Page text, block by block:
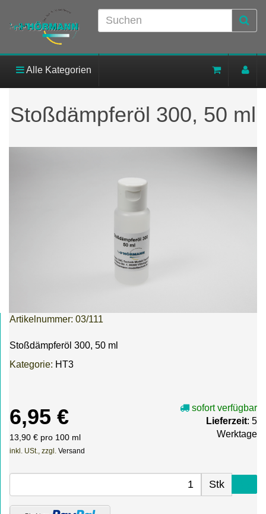
Alle Kategorien
Stoßdämpferöl 300, 50 ml
Artikelnummer: 03/111
Stoßdämpferöl 300, 50 ml
Kategorie: HT3
6,95 €
13,90 € pro 100 ml
inkl. USt., zzgl. Versand
sofort verfügbar
Lieferzeit: 5
Werktage
Stk